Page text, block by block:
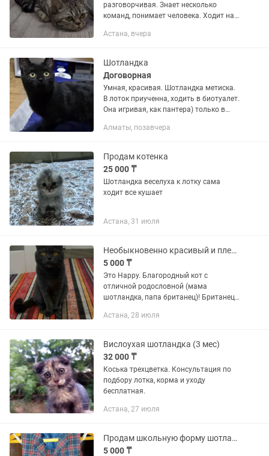
разговорчивая. Знает несколько
команд, понимает человека. Ходит на
коричневую полосочку. Отдаём по
Астана, вчера
Шотландка
Договорная
Умная, красивая. Шотландка метиска.
В лоток приученна, ходить в биотуалет.
Она игривая, как пантера) только в
Алматы, позавчера
Продам котенка
25 000 ₸
Шотландка веселуха к лотку сама
ходит все кушает
Астана, 31 июля
Необыкновенно красивый и племенной британец посетит кошечку на вязку!
5 000 ₸
Это Happy. Благородный кот с
отличной родословной (мама
шотландка, папа британец)! Британец-
племенную ценность! Котята от него
прививки,...
Астана, 28 июля
Вислоухая шотландка (3 мес)
32 000 ₸
Коська трехцветка. Консультация по
подбору лотка, корма и уходу
бесплатная.
Астана, 27 июля
Продам школьную форму шотландка
5 000 ₸